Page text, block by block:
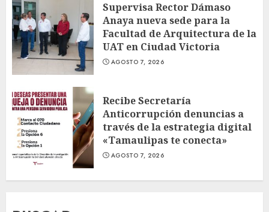
Supervisa Rector Dámaso
Anaya nueva sede para la
Facultad de Arquitectura de la
UAT en Ciudad Victoria
AGOSTO 7, 2026
Recibe Secretaría
Anticorrupción denuncias a
través de la estrategia digital
«Tamaulipas te conecta»
AGOSTO 7, 2026